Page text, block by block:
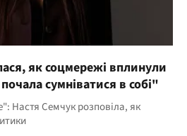
як соцмережі вплинули
сумніватися в собі"
Настя Семчук розповіла, як